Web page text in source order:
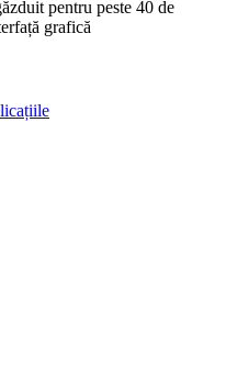
pentru peste 40 de
grafică